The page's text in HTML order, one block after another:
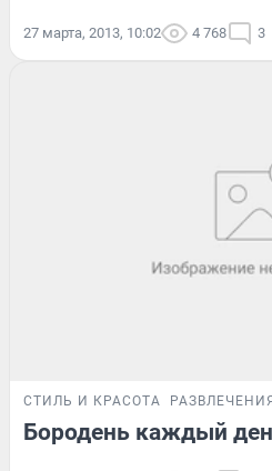
27 марта, 2013, 10:02 4 768 3
СТИЛЬ И КРАСОТА РАЗВЛЕЧЕНИЯ
Бородень каждый